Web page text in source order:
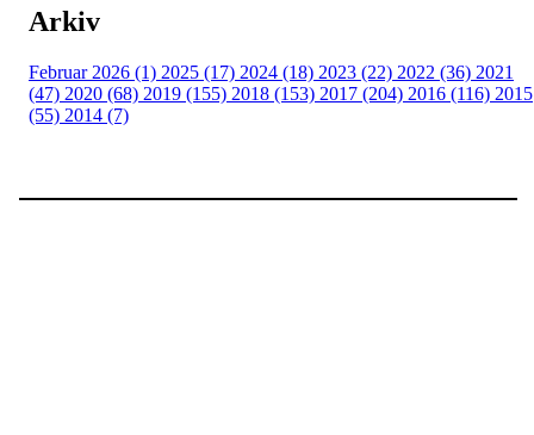
Arkiv
Februar 2026 (1) 2025 (17) 2024 (18) 2023 (22) 2022 (36) 2021
(47) 2020 (68) 2019 (155) 2018 (153) 2017 (204) 2016 (116) 2015
(55) 2014 (7)